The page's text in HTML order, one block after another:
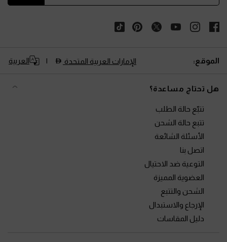
الموقع: الإمارات العربية المتحدة العربية
هل تحتاج مساعدة؟
تتبّع حالة الطلب
تتبع حالة الشحن
الأسئلة الشائعة
اتصل بنا
التوعية ضد الاحتيال
العضوية المميزة
الشحن والتتبع
الإرجاع والاستبدال
دليل المقاسات